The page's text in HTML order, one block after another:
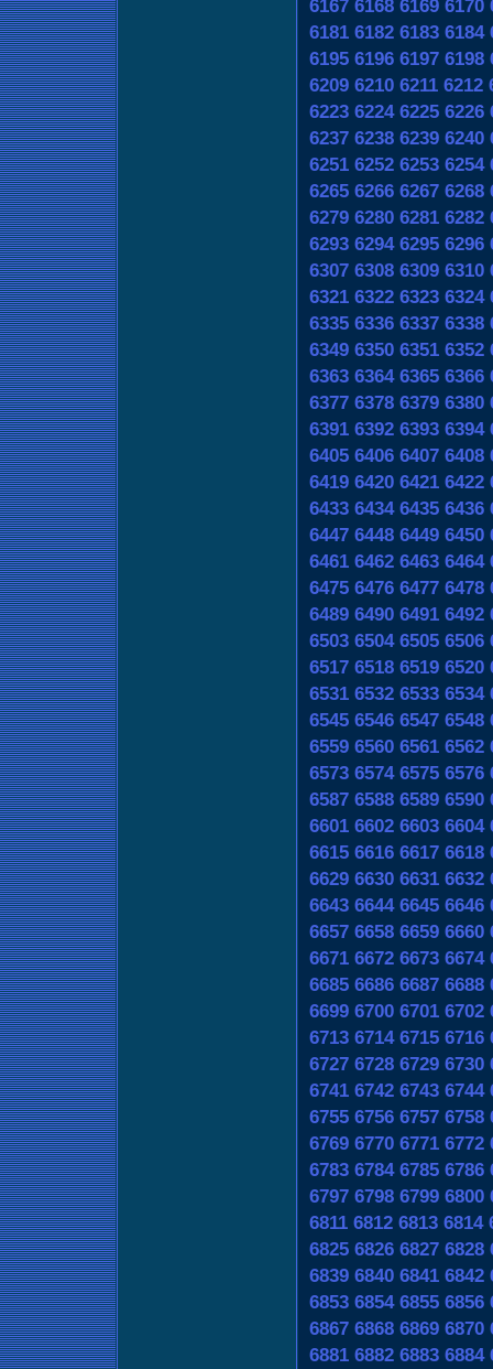
6167 6168 6169 6170
6181 6182 6183 6184
6195 6196 6197 6198
6209 6210 6211 6212
6223 6224 6225 6226
6237 6238 6239 6240
6251 6252 6253 6254
6265 6266 6267 6268
6279 6280 6281 6282
6293 6294 6295 6296
6307 6308 6309 6310
6321 6322 6323 6324
6335 6336 6337 6338
6349 6350 6351 6352
6363 6364 6365 6366
6377 6378 6379 6380
6391 6392 6393 6394
6405 6406 6407 6408
6419 6420 6421 6422
6433 6434 6435 6436
6447 6448 6449 6450
6461 6462 6463 6464
6475 6476 6477 6478
6489 6490 6491 6492
6503 6504 6505 6506
6517 6518 6519 6520
6531 6532 6533 6534
6545 6546 6547 6548
6559 6560 6561 6562
6573 6574 6575 6576
6587 6588 6589 6590
6601 6602 6603 6604
6615 6616 6617 6618
6629 6630 6631 6632
6643 6644 6645 6646
6657 6658 6659 6660
6671 6672 6673 6674
6685 6686 6687 6688
6699 6700 6701 6702
6713 6714 6715 6716
6727 6728 6729 6730
6741 6742 6743 6744
6755 6756 6757 6758
6769 6770 6771 6772
6783 6784 6785 6786
6797 6798 6799 6800
6811 6812 6813 6814
6825 6826 6827 6828
6839 6840 6841 6842
6853 6854 6855 6856
6867 6868 6869 6870
6881 6882 6883 6884